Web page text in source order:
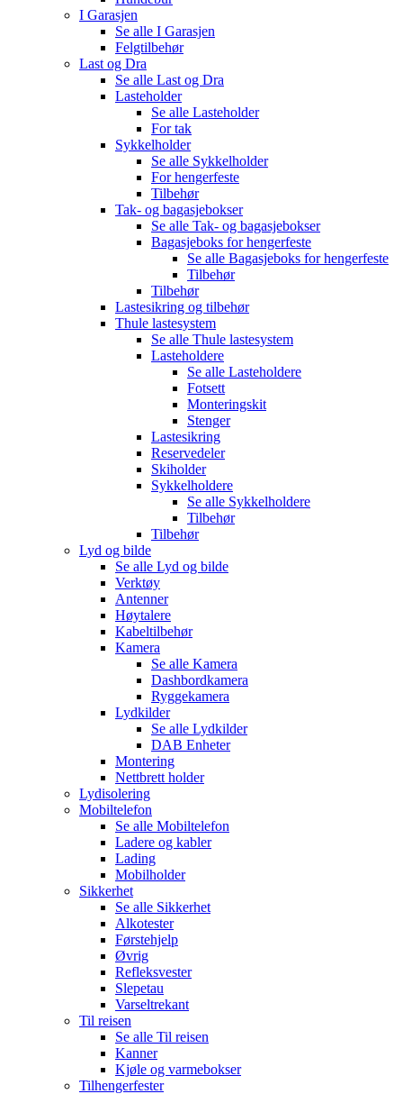
I Garasjen
Se alle I Garasjen
Felgtilbehør
Last og Dra
Se alle Last og Dra
Lasteholder
Se alle Lasteholder
For tak
Sykkelholder
Se alle Sykkelholder
For hengerfeste
Tilbehør
Tak- og bagasjebokser
Se alle Tak- og bagasjebokser
Bagasjeboks for hengerfeste
Se alle Bagasjeboks for hengerfeste
Tilbehør
Tilbehør
Lastesikring og tilbehør
Thule lastesystem
Se alle Thule lastesystem
Lasteholdere
Se alle Lasteholdere
Fotsett
Monteringskit
Stenger
Lastesikring
Reservedeler
Skiholder
Sykkelholdere
Se alle Sykkelholdere
Tilbehør
Tilbehør
Lyd og bilde
Se alle Lyd og bilde
Verktøy
Antenner
Høytalere
Kabeltilbehør
Kamera
Se alle Kamera
Dashbordkamera
Ryggekamera
Lydkilder
Se alle Lydkilder
DAB Enheter
Montering
Nettbrett holder
Lydisolering
Mobiltelefon
Se alle Mobiltelefon
Ladere og kabler
Lading
Mobilholder
Sikkerhet
Se alle Sikkerhet
Alkotester
Førstehjelp
Øvrig
Refleksvester
Slepetau
Varseltrekant
Til reisen
Se alle Til reisen
Kanner
Kjøle og varmebokser
Tilhengerfester